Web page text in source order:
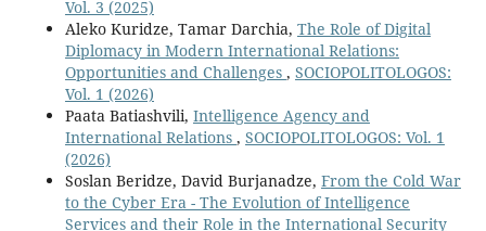
Vol. 3 (2025)
Aleko Kuridze, Tamar Darchia, The Role of Digital
Diplomacy in Modern International Relations:
Opportunities and Challenges , SOCIOPOLITOLOGOS:
Vol. 1 (2026)
Paata Batiashvili, Intelligence Agency and
International Relations , SOCIOPOLITOLOGOS: Vol. 1
(2026)
Soslan Beridze, David Burjanadze, From the Cold War
to the Cyber Era - The Evolution of Intelligence
Services and their Role in the International Security